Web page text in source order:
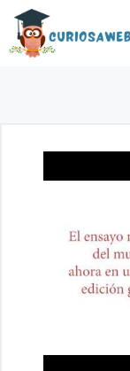
Saltar
contenido